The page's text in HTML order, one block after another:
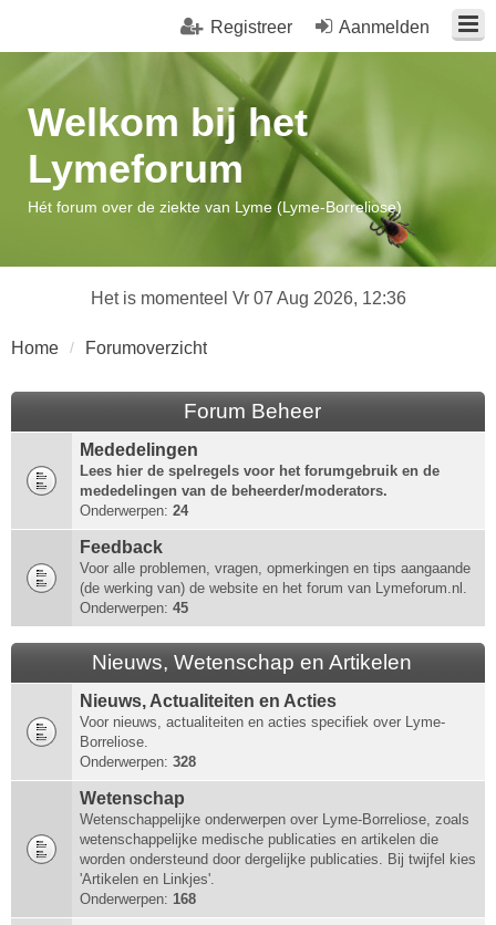
Aanmelden
Registreer
Welkom bij het
Lymeforum
Hét forum over de ziekte van Lyme (Lyme-Borreliose)
Het is momenteel Vr 07 Aug 2026, 12:36
Home Forumoverzicht
Forum Beheer
Mededelingen
Lees hier de spelregels voor het forumgebruik en de
mededelingen van de beheerder/moderators.
Onderwerpen: 24
Feedback
Voor alle problemen, vragen, opmerkingen en tips aangaande
(de werking van) de website en het forum van Lymeforum.nl.
Onderwerpen: 45
Nieuws, Wetenschap en Artikelen
Nieuws, Actualiteiten en Acties
Voor nieuws, actualiteiten en acties specifiek over Lyme-
Borreliose.
Onderwerpen: 328
Wetenschap
Wetenschappelijke onderwerpen over Lyme-Borreliose, zoals
wetenschappelijke medische publicaties en artikelen die
worden ondersteund door dergelijke publicaties. Bij twijfel kies
'Artikelen en Linkjes'.
Onderwerpen: 168